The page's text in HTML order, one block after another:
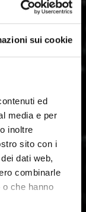
sui cookie
ed
media e per
inoltre
sito con i
dati web,
combinarle
che hanno